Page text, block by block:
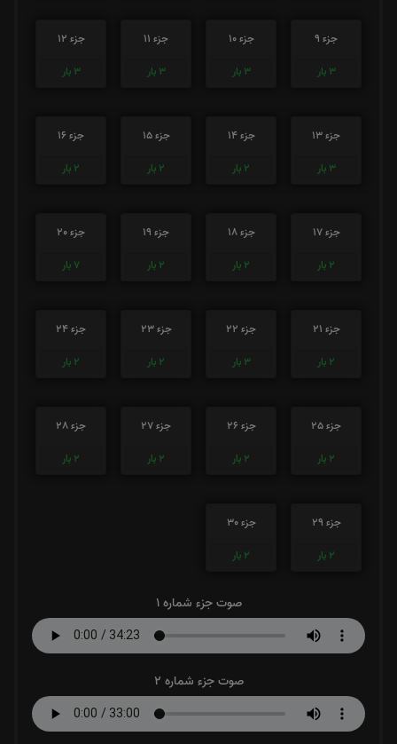
جزء 9
3 بار
جزء 10
3 بار
جزء 11
3 بار
جزء 12
3 بار
جزء 13
3 بار
جزء 14
2 بار
جزء 15
2 بار
جزء 16
2 بار
جزء 17
2 بار
جزء 18
2 بار
جزء 19
2 بار
جزء 20
7 بار
جزء 21
2 بار
جزء 22
3 بار
جزء 23
2 بار
جزء 24
2 بار
جزء 25
2 بار
جزء 26
2 بار
جزء 27
2 بار
جزء 28
2 بار
جزء 29
2 بار
جزء 30
2 بار
صوت جزء شماره 1
صوت جزء شماره 2